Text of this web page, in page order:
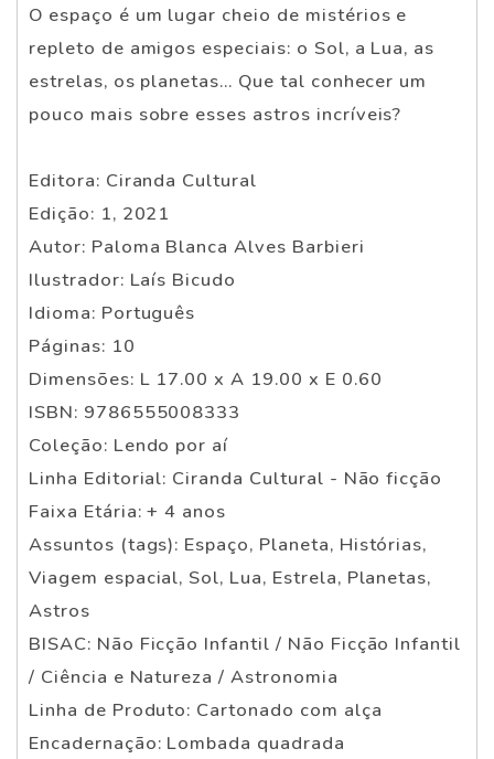
O espaço é um lugar cheio de mistérios e
repleto de amigos especiais: o Sol, a Lua, as
estrelas, os planetas... Que tal conhecer um
pouco mais sobre esses astros incríveis?
Editora: Ciranda Cultural
Edição: 1, 2021
Autor: Paloma Blanca Alves Barbieri
Ilustrador: Laís Bicudo
Idioma: Português
Páginas: 10
Dimensões: L 17.00 x A 19.00 x E 0.60
ISBN: 9786555008333
Coleção: Lendo por aí
Linha Editorial: Ciranda Cultural - Não ficção
Faixa Etária: + 4 anos
Assuntos (tags): Espaço, Planeta, Histórias,
Viagem espacial, Sol, Lua, Estrela, Planetas,
Astros
BISAC: Não Ficção Infantil / Não Ficção Infantil
/ Ciência e Natureza / Astronomia
Linha de Produto: Cartonado com alça
Encadernação: Lombada quadrada